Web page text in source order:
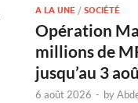
A LA UNE /SOCIÉTÉ
Opération
millions de
jusqu’au 3
6 août 2026 - by